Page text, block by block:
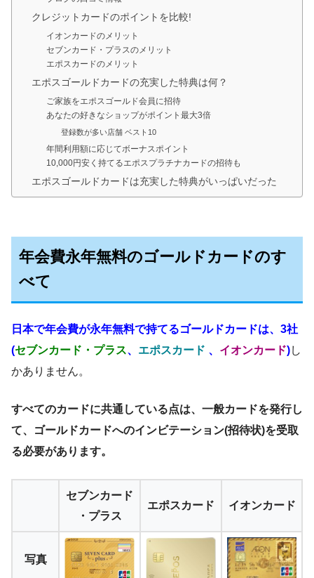
クレジットカードのポイントを比較!
イオンカードのメリット
セブンカード・プラスのメリット
エポスカードのメリット
エポスゴールドカードの充実した特典は何？
ご家族をエポスゴールド会員に招待
あなたの好きなショップがポイント最大3倍
登録数が多い店舗 ベスト10
年間利用額に応じてボーナスポイント
10,000円安く持てるエポスプラチナカードの招待も
エポスゴールドカードは充実した特典がいっぱいだった
年会費永年無料のゴールドカードのす
べて
日本で年会費が永年無料で持てるゴールドカードは、3社
(セブンカード・プラス、 エポスカード 、 イオンカード)し
かありません。
すべてのカードに共通している点は、一般カードを発行し
て、ゴールドカードへのインビテーション(招待状)を受取
る必要があります。
セブンカード
・プラス
エポスカード イオンカード
写真